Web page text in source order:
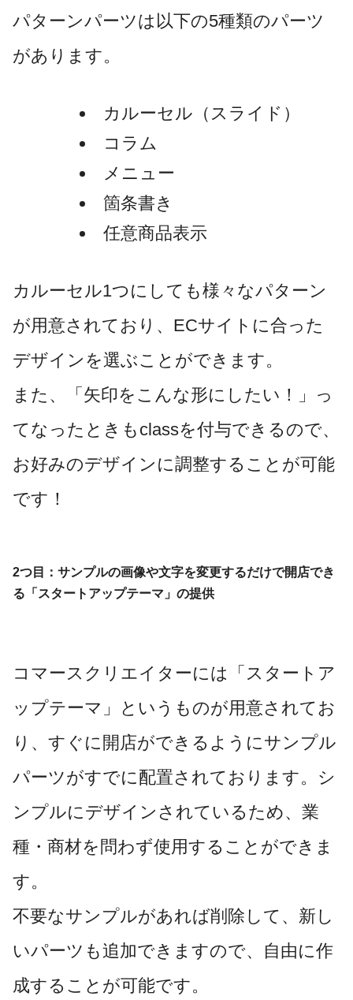
パターンパーツは以下の5種類のパーツ
があります。
カルーセル（スライド）
コラム
メニュー
箇条書き
任意商品表示
カルーセル1つにしても様々なパターン
が用意されており、ECサイトに合った
デザインを選ぶことができます。
また、「矢印をこんな形にしたい！」っ
てなったときもclassを付与できるので、
お好みのデザインに調整することが可能
です！
2つ目：サンプルの画像や文字を変更するだけで開店でき
る「スタートアップテーマ」の提供
コマースクリエイターには「スタートア
ップテーマ」というものが用意されてお
り、すぐに開店ができるようにサンプル
パーツがすでに配置されております。シ
ンプルにデザインされているため、業
種・商材を問わず使用することができま
す。
不要なサンプルがあれば削除して、新し
いパーツも追加できますので、自由に作
成することが可能です。